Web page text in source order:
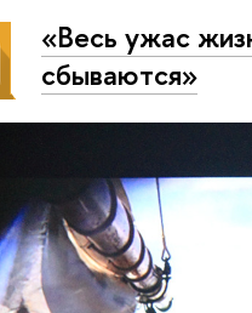
«Весь ужас
сбываются»